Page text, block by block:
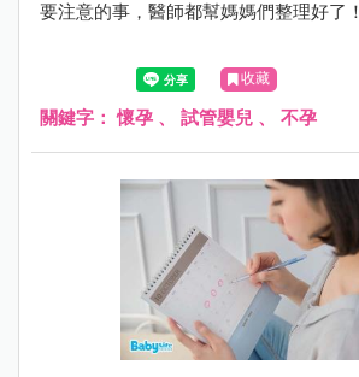
要注意的事，醫師都幫媽媽們整理好了！
收藏
關鍵字：懷孕 、 試管嬰兒 、 不孕